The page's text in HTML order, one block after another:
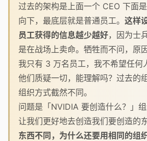
过去的架构是上面一个 CEO 下面
向下，最底层就是普通员工。这样
员工获得的信息越少越好，因为士
是在战场上卖命。牺牲而不问，原
我只有 3 万名员工，我不希望任何
他们质疑一切，能理解吗？过去的
组织方式截然不同。
问题是「NVIDIA 要创造什么？」
让我们更好地去创造我们要创造的东
东西不同，为什么还要用相同的组